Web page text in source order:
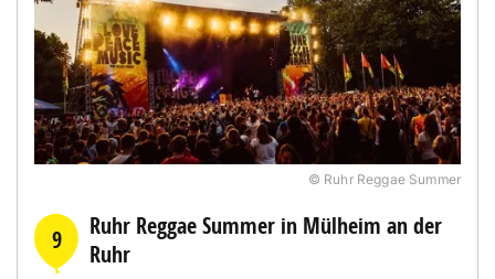
© Ruhr Reggae Summer
9
Ruhr Reggae Summer in Mülheim an der
Ruhr